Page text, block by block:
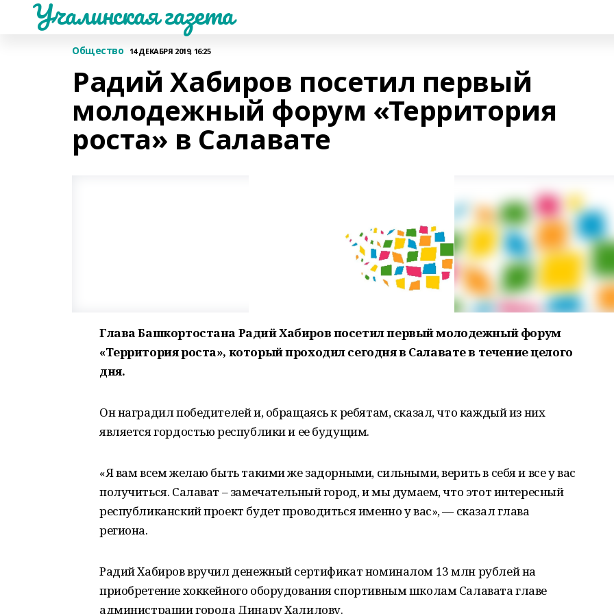
Учалинская газета
Общество 14 ДЕКАБРЯ 2019, 16:25
Радий Хабиров посетил первый
молодежный форум «Территория
роста» в Салавате
Глава Башкортостана Радий Хабиров посетил первый молодежный форум
«Территория роста», который проходил сегодня в Салавате в течение целого
дня.
Он наградил победителей и, обращаясь к ребятам, сказал, что каждый из них
является гордостью республики и ее будущим.
«Я вам всем желаю быть такими же задорными, сильными, верить в себя и все у вас
получиться. Салават – замечательный город, и мы думаем, что этот интересный
республиканский проект будет проводиться именно у вас», — сказал глава
региона.
Радий Хабиров вручил денежный сертификат номиналом 13 млн рублей на
приобретение хоккейного оборудования спортивным школам Салавата главе
администрации города Динару Халилову.